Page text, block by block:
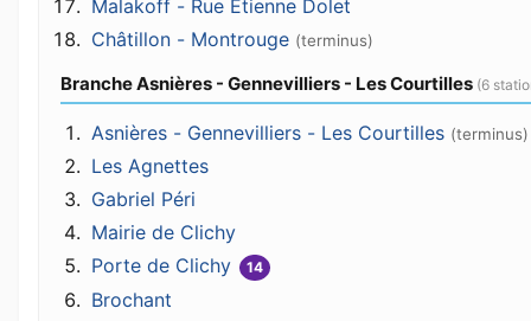
Malakoff - Rue Etienne Dolet
Châtillon - Montrouge (terminus)
Branche Asnières - Gennevilliers - Les Courtilles (6
Asnières - Gennevilliers - Les Courtilles (terminus)
Les Agnettes
Gabriel Péri
Mairie de Clichy
Porte de Clichy
14
Brochant